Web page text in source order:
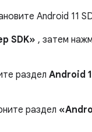
Android 11
SDK» , затем
раздел Android
раздел